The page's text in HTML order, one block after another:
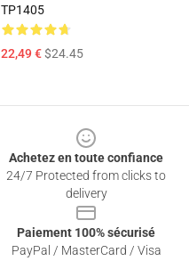
TP1405
22,49 €$24.45
Achetez en toute confiance
24/7 Protected from clicks to
delivery
Paiement 100% sécurisé
PayPal / MasterCard / Visa